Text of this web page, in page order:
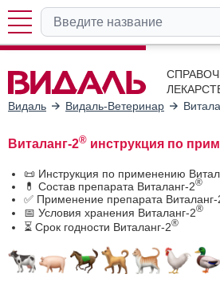
Видаль
Видаль-Ветеринар
Виталанг-2® инструкция по
📜 Инструкция по применению
💊 Состав препарата Виталанг-2®
✅ Применение препарата Виталанг-
📅 Условия хранения Виталанг-2®
⏳ Срок годности Виталанг-2®